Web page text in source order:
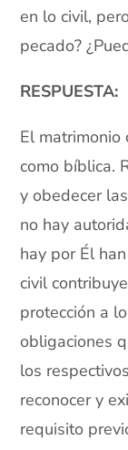
en lo civil,
pecado?
RESPUESTA:
El
como bíblica.
y obedecer
no hay
hay por Él
civil
protección a
obligaciones
los
reconocer y
requisito